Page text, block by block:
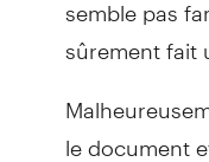
sûrement fait
le document